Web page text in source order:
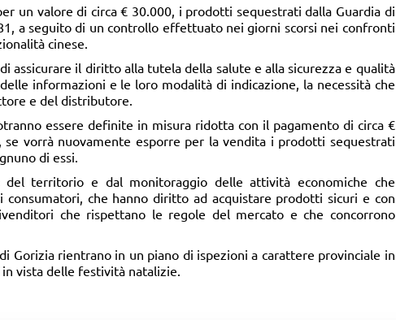
un valore di circa € 30.000, i prodotti sequestrati dalla Guardia di
a seguito di un controllo effettuato nei giorni scorsi nei confronti
cinese.
assicurare il diritto alla tutela della salute e alla sicurezza e qualità
informazioni e le loro modalità di indicazione, la necessità che
e del distributore.
essere definite in misura ridotta con il pagamento di circa €
vorrà nuovamente esporre per la vendita i prodotti sequestrati
di essi.
del territorio e dal monitoraggio delle attività economiche che
che hanno diritto ad acquistare prodotti sicuri e con
che rispettano le regole del mercato e che concorrono
Gorizia rientrano in un piano di ispezioni a carattere provinciale in
vista delle festività natalizie.